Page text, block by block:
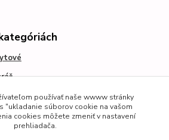
používať naše wwww stránky
"ukladanie súborov cookie na vašom
cookies môžete zmeniť v nastavení
prehliadača.